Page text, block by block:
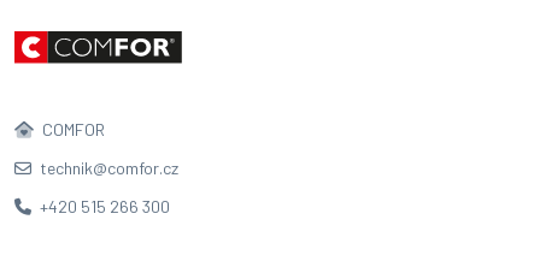
COMFOR
technik@comfor.cz
+420 515 266 300